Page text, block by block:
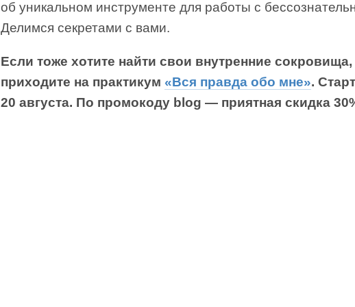
об уникальном инструменте для работы с
Делимся секретами с вами.
Если тоже хотите найти свои внутренние сокровища,
приходите на практикум «Вся правда обо мне». Старт
20 августа. По промокоду blog — приятная скидка